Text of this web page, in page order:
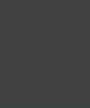
Orly Seine Bièvre,